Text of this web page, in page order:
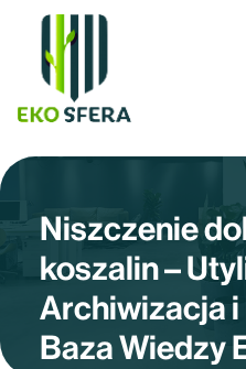
Niszczenie
koszalin –
Archiwizacja
Baza Wiedzy